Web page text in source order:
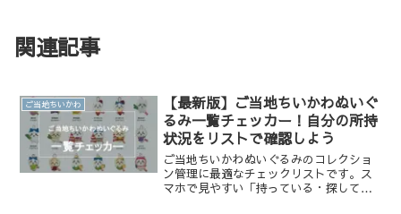
関連記事
ご当地ちいかわ
【最新版】ご当地ちいかわぬいぐ
るみ一覧チェッカー！自分の所持
状況をリストで確認しよう
ご当地ちいかわぬいぐるみのコレクショ
ン管理に最適なチェックリストです。ス
マホで見やすい「持っている・探してい